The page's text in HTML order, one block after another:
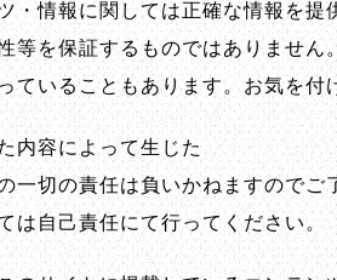
・情報に関しては正確な情報を提
等を保証するものではありません
ていることもあります。お気を付
内容によって生じた
一切の責任は負いかねますのでご
は自己責任にて行ってください。